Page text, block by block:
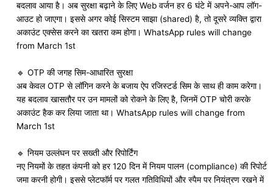
बदलाव आया है। अब सुरक्षा बढ़ाने के लिए Web वर्जन हर 6 घंटे में अपने-आप लॉग-
आउट हो जाएगा। इससे अगर कोई सिस्टम साझा (shared) है, तो दूसरे व्यक्ति द्वारा
अकाउंट एक्सेस करने का खतरा कम होगा। WhatsApp rules will change
from March 1st
🔹 OTP की जगह सिम-आधारित सुरक्षा
अब केवल OTP से लॉगिन करने के बजाय ऐप रजिस्टर्ड सिम के साथ ही काम करेगा।
यह बदलाव खासतौर पर उन मामलों को रोकने के लिए है, जिनमें OTP चोरी करके
अकाउंट हैक कर लिया जाता था। WhatsApp rules will change from
March 1st
🔹 नियम उल्लंघन पर सख्ती और रिपोर्टिंग
नए नियमों के तहत कंपनी को हर 120 दिन में नियम पालन (compliance) की रिपोर्ट
जमा करनी होगी। इससे प्लेटफॉर्म पर गलत गतिविधियों और स्पैम पर नियंत्रण रखने में